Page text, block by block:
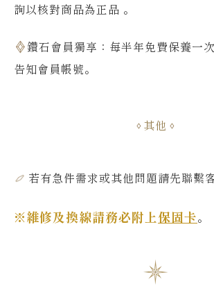
詢以核對商品為正品 。
鑽石會員獨享：每半年免費保養一
告知會員帳號。
其他
若有急件需求或其他問題請先聯繫
※維修及換線請務必附上保固卡。